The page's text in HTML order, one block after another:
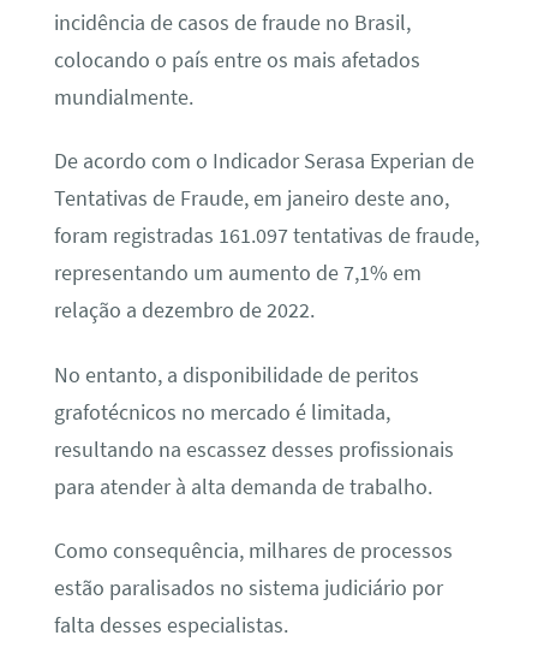
incidência de casos de fraude no Brasil,
colocando o país entre os mais afetados
mundialmente.
De acordo com o Indicador Serasa Experian de
Tentativas de Fraude, em janeiro deste ano,
foram registradas 161.097 tentativas de fraude,
representando um aumento de 7,1% em
relação a dezembro de 2022.
No entanto, a disponibilidade de peritos
grafotécnicos no mercado é limitada,
resultando na escassez desses profissionais
para atender à alta demanda de trabalho.
Como consequência, milhares de processos
estão paralisados no sistema judiciário por
falta desses especialistas.